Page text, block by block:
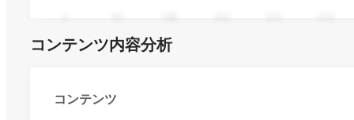
コンテンツ内容分析
コンテンツ